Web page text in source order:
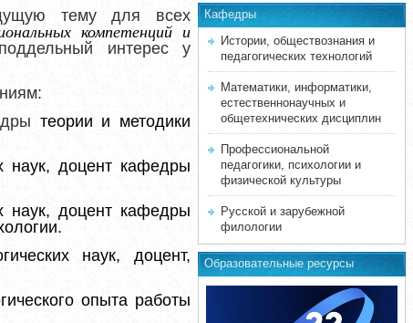
тему для всех
компетенций и
интерес у
:
теории и методики
наук, доцент кафедры
наук, доцент кафедры
наук, доцент,
опыта работы
Кафедры
Истории, обществознания и
педагогических технологий
Математики, информатики,
естественнонаучных и
общетехнических дисциплин
Профессиональной
педагогики, психологии и
физической культуры
Русской и зарубежной
филологии
Образовательные ресурсы